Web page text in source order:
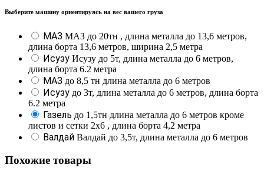
Выберите машину ориентируясь на вес вашего груза
МАЗ МАЗ до 20тн , длина металла до 13,6 метров,
длина борта 13,6 метров, ширина 2,5 метра
Исузу Исузу до 5т, длина металла до 6 метров,
длина борта 6.2 метра
МАЗ до 8,5 тн длина металла до 6 метров
Исузу до 3т, длина металла до 6 метров, длина борта
6.2 метра
Газель до 1,5тн длина металла до 6 метров кроме
листов и сетки 2х6 , длина борта 4,2 метра
Валдай Валдай до 3,5т, длина металла до 6 метров
Похожие товары